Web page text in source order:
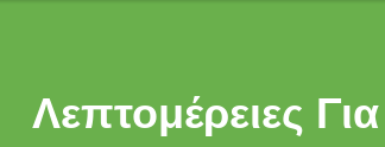
Λεπτομέρειες